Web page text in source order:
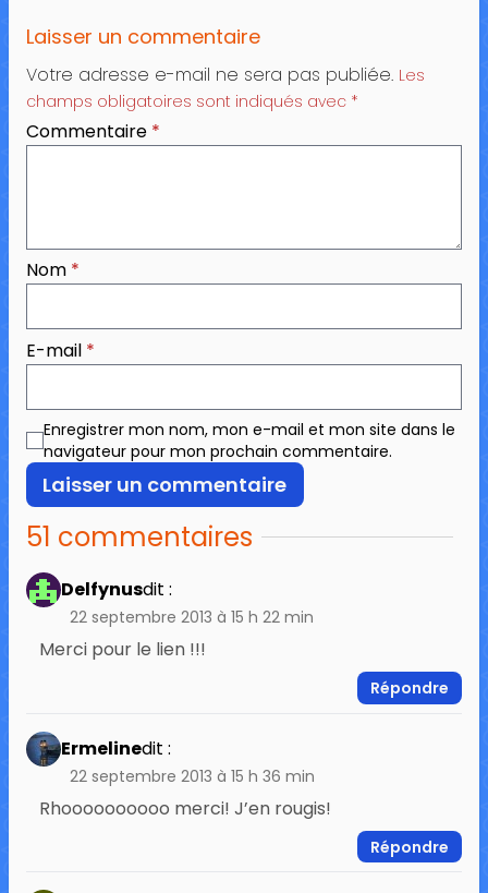
Laisser un commentaire
Votre adresse e-mail ne sera pas publiée. Les
champs obligatoires sont indiqués avec *
Commentaire *
Nom *
E-mail *
Enregistrer mon nom, mon e-mail et mon site dans le
navigateur pour mon prochain commentaire.
51 commentaires
Delfynusdit :
22 septembre 2013 à 15 h 22 min
Merci pour le lien !!!
Répondre
Ermelinedit :
22 septembre 2013 à 15 h 36 min
Rhoooooooooo merci! J’en rougis!
Répondre